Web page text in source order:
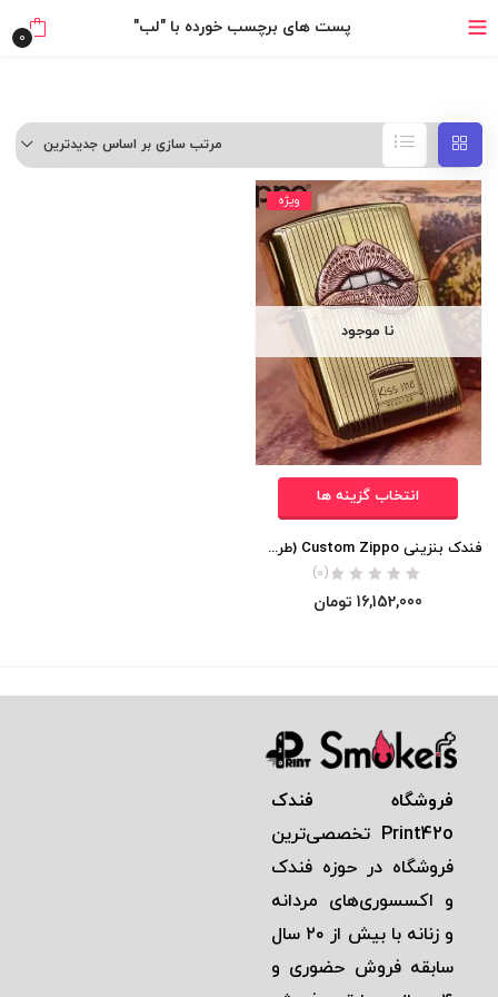
خرید قسطی با ترب‌پی
پست های برچسب خورده با "لب" 0
مرتب سازی بر اساس جدیدترین
ویژه
نا موجود
انتخاب گزینه ها
فندک بنزینی Custom Zippo (طرح برجسته kiss me)
(0)
16,152,000 تومان
فروشگاه فندک
Print42o تخصصی‌ترين
فروشگاه در حوزه فندک
و اكسسوری‌های مردانه
و زنانه با بيش از ٢٠ سال
سابقه فروش حضوری و